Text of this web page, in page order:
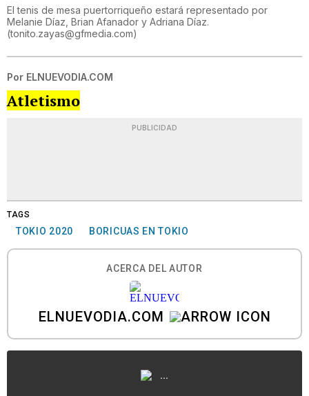
El tenis de mesa puertorriqueño estará representado por
Melanie Díaz, Brian Afanador y Adriana Díaz.
(tonito.zayas@gfmedia.com)
Por ELNUEVODIA.COM
Atletismo
PUBLICIDAD
TAGS
TOKIO 2020 BORICUAS EN TOKIO
ACERCA DEL AUTOR
ELNUEVODIA.COM
...